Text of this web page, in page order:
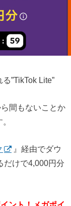
”TikTok Lite”
間もないことか
』経由でダウ
だけで4,000円分